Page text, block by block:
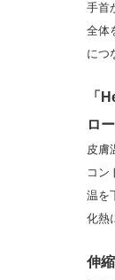
手首
全体
につ
「
ロ
皮膚
コン
温を
化熱
伸